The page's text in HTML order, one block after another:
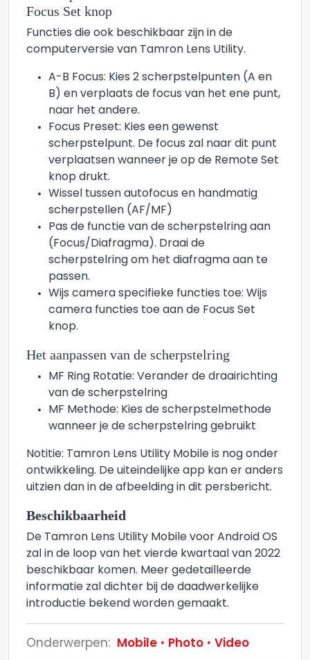
Focus Set knop
Functies die ook beschikbaar zijn in de
computerversie van Tamron Lens Utility.
A-B Focus: Kies 2 scherpstelpunten (A en
B) en verplaats de focus van het ene punt,
naar het andere.
Focus Preset: Kies een gewenst
scherpstelpunt. De focus zal naar dit punt
verplaatsen wanneer je op de Remote Set
knop drukt.
Wissel tussen autofocus en handmatig
scherpstellen (AF/MF)
Pas de functie van de scherpstelring aan
(Focus/Diafragma). Draai de
scherpstelring om het diafragma aan te
passen.
Wijs camera specifieke functies toe: Wijs
camera functies toe aan de Focus Set
knop.
Het aanpassen van de scherpstelring
MF Ring Rotatie: Verander de draairichting
van de scherpstelring
MF Methode: Kies de scherpstelmethode
wanneer je de scherpstelring gebruikt
Notitie: Tamron Lens Utility Mobile is nog onder
ontwikkeling. De uiteindelijke app kan er anders
uitzien dan in de afbeelding in dit persbericht.
Beschikbaarheid
De Tamron Lens Utility Mobile voor Android OS
zal in de loop van het vierde kwartaal van 2022
beschikbaar komen. Meer gedetailleerde
informatie zal dichter bij de daadwerkelijke
introductie bekend worden gemaakt.
Onderwerpen: Mobile Photo Video